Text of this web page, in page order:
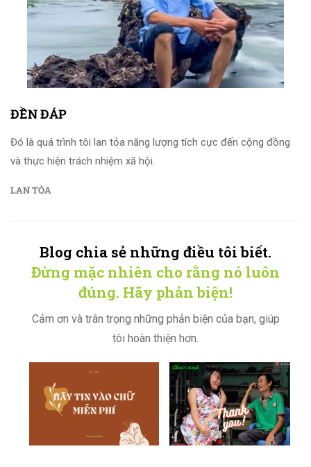
ĐỀN ĐÁP
Đó là quá trình tôi lan tỏa năng lượng tích cực đến cộng đồng
và thực hiện trách nhiệm xã hội.
LAN TỎA
Blog chia sẻ những điều tôi biết.
Đừng mặc nhiên cho rằng nó luôn
đúng. Hãy phản biện!
Cảm ơn và trân trọng những phản biện của bạn, giúp
tôi hoàn thiện hơn.